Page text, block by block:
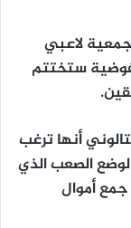
جمعية لاعبي
ستختتم
أنها ترغب
الصعب الذي
أموال